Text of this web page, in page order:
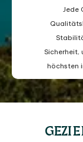
Jede
Sicherheit,
höchsten